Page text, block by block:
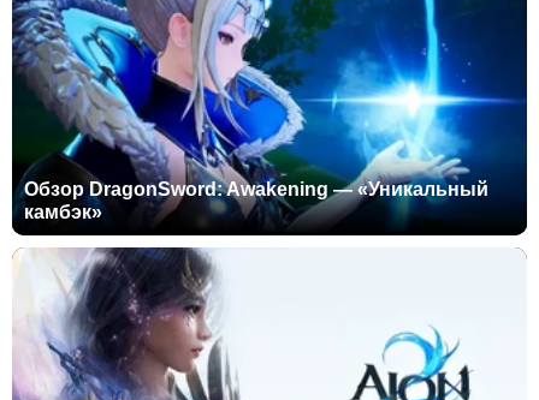
Обзор DragonSword: Awakening — «Уникальный
камбэк»